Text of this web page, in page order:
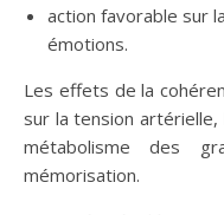
action favorable sur la
émotions.
Les effets de la
sur la tension
métabolisme des
mémorisation.